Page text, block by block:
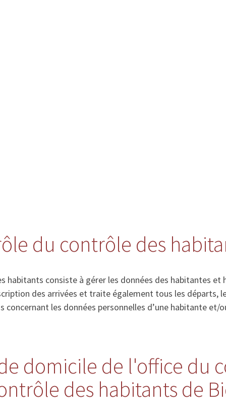
du contrôle des
habitants consiste à gérer les données des habitantes
des arrivées et traite également tous les départs,
les données personnelles d’une habitante et/
domicile de l'office du
des habitants de